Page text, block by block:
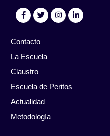
Contacto
La Escuela
Claustro
Escuela de Peritos
Actualidad
Metodología